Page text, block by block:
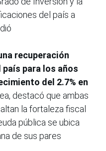
del país a
recuperación
para los años
del 2.7% en
destacó que ambas
la fortaleza fiscal
pública se ubica
de sus pares